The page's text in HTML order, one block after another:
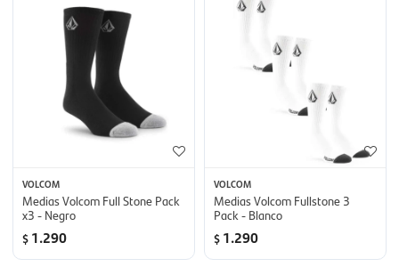
VOLCOM
Medias Volcom Full Stone Pack
x3 - Negro
$ 1.290
VOLCOM
Medias Volcom Fullstone 3
Pack - Blanco
$ 1.290